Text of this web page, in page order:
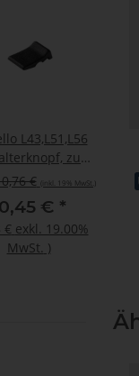
L43,L51,L56
zu
L51/L56
€ (inkl. 19% MwSt.)
€ *
€ exkl. 19.00%
MwSt. )